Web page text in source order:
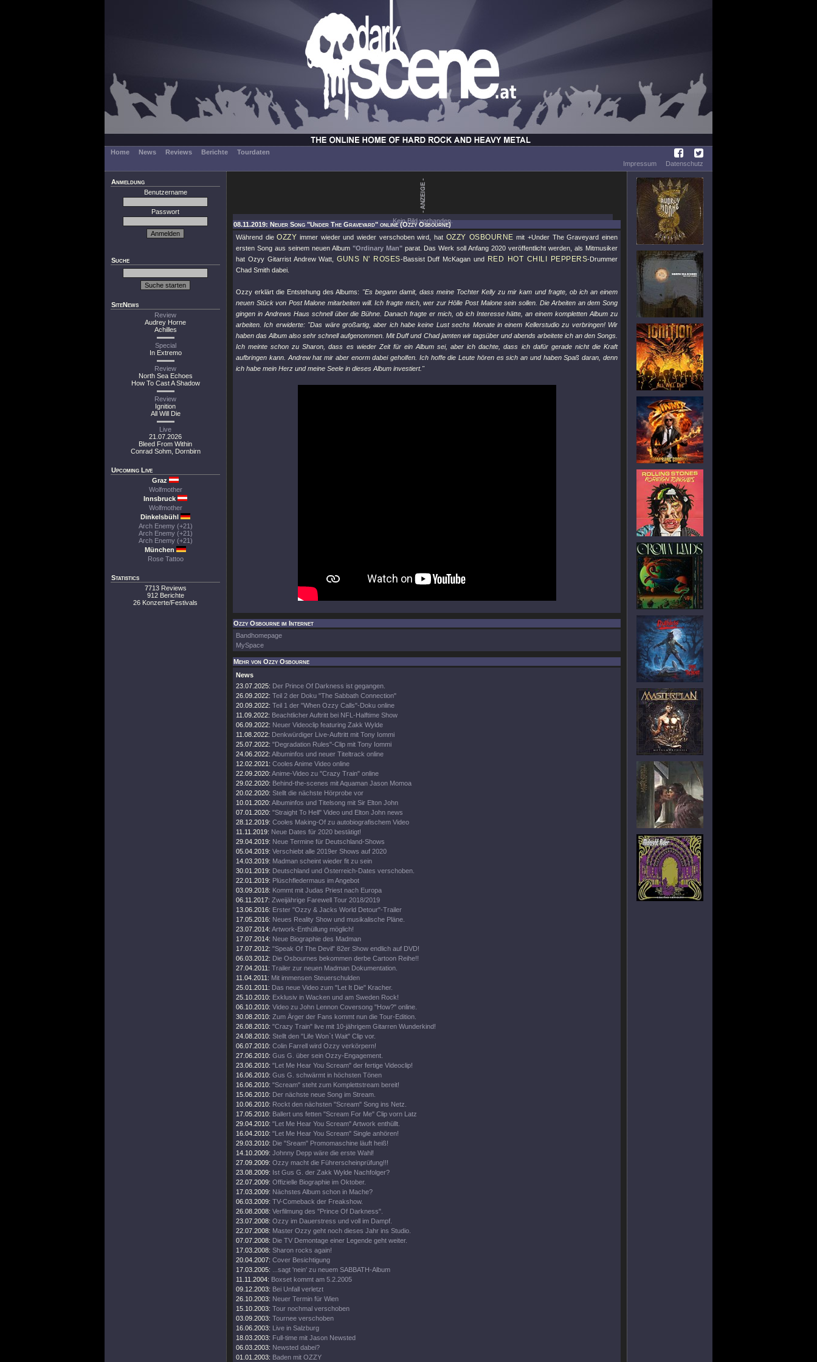
Home News Reviews Berichte
Tourdaten
Impressum
Datenschutz
Anmeldung
Benutzername
Passwort
Suche
SiteNews
Review
Audrey Horne
Achilles
Special
In Extremo
Review
North Sea Echoes
How To Cast A Shadow
Review
Ignition
All Will Die
Live
21.07.2026
Bleed From Within
Conrad Sohm, Dornbirn
Upcoming Live
Graz
Wolfmother
Innsbruck
Wolfmother
Dinkelsbühl
Arch Enemy (+21)
Arch Enemy (+21)
Arch Enemy (+21)
München
Rose Tattoo
Statistics
7713 Reviews
912 Berichte
26 Konzerte/Festivals
Kein Bild vorhanden.
08.11.2019: Neuer Song "Under The Graveyard" online (Ozzy Osbourne)
Während dieOZZY immer wieder und wieder verschoben wird, hat OZZY OSBOURNE mit +Under The Graveyard einen
ersten Song aus seinem neuen Album "Ordinary Man"parat. Das Werk soll Anfang 2020 veröffentlicht werden, als Mitmusiker
hat Ozyy Gitarrist Andrew Watt,GUNS N' ROSES-Bassist Duff McKagan und RED HOT CHILI PEPPERS-Drummer
Chad Smith dabei.
Ozzy erklärt die Entstehung des Albums: "Es begann damit, dass meine Tochter Kelly zu mir kam und fragte, ob ich an einem
neuen Stück von Post Malone mitarbeiten will. Ich fragte mich, wer zur Hölle Post Malone sein sollen. Die Arbeiten an dem Song
gingen in Andrews Haus schnell über die Bühne. Danach fragte er mich, ob ich Interesse hätte, an einem kompletten Album zu
arbeiten. Ich erwiderte: "Das wäre großartig, aber ich habe keine Lust sechs Monate in einem Kellerstudio zu verbringen! Wir
haben das Album also sehr schnell aufgenommen. Mit Duff und Chad jamten wir tagsüber und abends arbeitete ich an den Songs.
Ich meinte schon zu Sharon, dass es wieder Zeit für ein Album sei, aber ich dachte, dass ich dafür gerade nicht die Kraft
aufbringen kann. Andrew hat mir aber enorm dabei geholfen. Ich hoffe die Leute hören es sich an und haben Spaß daran, denn
ich habe mein Herz und meine Seele in dieses Album investiert."
Ozzy Osbourne im Internet
Bandhomepage
MySpace
Mehr von Ozzy Osbourne
News
23.07.2025: Der Prince Of Darkness ist gegangen.
26.09.2022: Teil 2 der Doku "The Sabbath Connection"
20.09.2022: Teil 1 der "When Ozzy Calls"-Doku online
11.09.2022: Beachtlicher Auftritt bei NFL-Halftime Show
06.09.2022: Neuer Videoclip featuring Zakk Wylde
11.08.2022: Denkwürdiger Live-Auftritt mit Tony Iommi
25.07.2022: "Degradation Rules"-Clip mit Tony Iommi
24.06.2022: Albuminfos und neuer Titeltrack online
12.02.2021: Cooles Anime Video online
22.09.2020: Anime-Video zu "Crazy Train" online
29.02.2020: Behind-the-scenes mit Aquaman Jason Momoa
20.02.2020: Stellt die nächste Hörprobe vor
10.01.2020: Albuminfos und Titelsong mit Sir Elton John
07.01.2020: "Straight To Hell" Video und Elton John news
28.12.2019: Cooles Making-Of zu autobiografischem Video
11.11.2019: Neue Dates für 2020 bestätigt!
29.04.2019: Neue Termine für Deutschland-Shows
05.04.2019: Verschiebt alle 2019er Shows auf 2020
14.03.2019: Madman scheint wieder fit zu sein
30.01.2019: Deutschland und Österreich-Dates verschoben.
22.01.2019: Plüschfledermaus im Angebot
03.09.2018: Kommt mit Judas Priest nach Europa
06.11.2017: Zweijährige Farewell Tour 2018/2019
13.06.2016: Erster "Ozzy & Jacks World Detour"-Trailer
17.05.2016: Neues Reality Show und musikalische Pläne.
23.07.2014: Artwork-Enthüllung möglich!
17.07.2014: Neue Biographie des Madman
17.07.2012: "Speak Of The Devil" 82er Show endlich auf DVD!
06.03.2012: Die Osbournes bekommen derbe Cartoon Reihe!!
27.04.2011: Trailer zur neuen Madman Dokumentation.
11.04.2011: Mit immensen Steuerschulden
25.01.2011: Das neue Video zum "Let It Die" Kracher.
25.10.2010: Exklusiv in Wacken und am Sweden Rock!
06.10.2010: Video zu John Lennon Coversong "How?" online.
30.08.2010: Zum Ärger der Fans kommt nun die Tour-Edition.
26.08.2010: "Crazy Train" live mit 10-jährigem Gitarren Wunderkind!
24.08.2010: Stellt den "Life Won`t Wait" Clip vor.
06.07.2010: Colin Farrell wird Ozzy verkörpern!
27.06.2010: Gus G. über sein Ozzy-Engagement.
23.06.2010: "Let Me Hear You Scream" der fertige Videoclip!
16.06.2010: Gus G. schwärmt in höchsten Tönen
16.06.2010: "Scream" steht zum Komplettstream bereit!
15.06.2010: Der nächste neue Song im Stream.
10.06.2010: Rockt den nächsten "Scream" Song ins Netz.
17.05.2010: Ballert uns fetten "Scream For Me" Clip vorn Latz
29.04.2010: "Let Me Hear You Scream" Artwork enthüllt.
16.04.2010: "Let Me Hear You Scream" Single anhören!
29.03.2010: Die "Sream" Promomaschine läuft heiß!
14.10.2009: Johnny Depp wäre die erste Wahl!
27.09.2009: Ozzy macht die Führerscheinprüfung!!!
23.08.2009: Ist Gus G. der Zakk Wylde Nachfolger?
22.07.2009: Offizielle Biographie im Oktober.
17.03.2009: Nächstes Album schon in Mache?
06.03.2009: TV-Comeback der Freakshow.
26.08.2008: Verfilmung des "Prince Of Darkness".
23.07.2008: Ozzy im Dauerstress und voll im Dampf.
22.07.2008: Master Ozzy geht noch dieses Jahr ins Studio.
07.07.2008: Die TV Demontage einer Legende geht weiter.
17.03.2008: Sharon rocks again!
20.04.2007: Cover Besichtigung
17.03.2005:
...sagt 'nein' zu neuem SABBATH-Album
11.11.2004: Boxset kommt am 5.2.2005
09.12.2003: Bei Unfall verletzt
26.10.2003: Neuer Termin für Wien
15.10.2003: Tour nochmal verschoben
03.09.2003: Tournee verschoben
16.06.2003: Live in Salzburg
18.03.2003: Full-time mit Jason Newsted
06.03.2003: Newsted dabei?
01.01.2003: Baden mit OZZY